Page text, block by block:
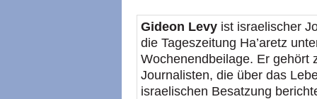
Gideon Levy ist israelischer
die Tageszeitung Ha’aretz
Wochenendbeilage. Er gehört
Journalisten, die über das
israelischen Besatzung